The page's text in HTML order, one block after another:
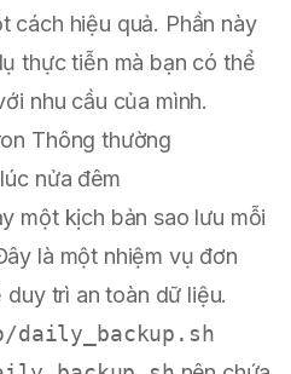
cách hiệu quả. Phần này
thực tiễn mà bạn có thể
nhu cầu của mình.
Thông thường
nửa đêm
một kịch bản sao lưu mỗi
là một nhiệm vụ đơn
trì an toàn dữ liệu.